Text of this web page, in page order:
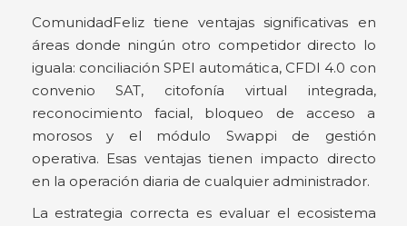
ComunidadFeliz tiene ventajas significativas en
áreas donde ningún otro competidor directo lo
iguala: conciliación SPEI automática, CFDI 4.0 con
convenio SAT, citofonía virtual integrada,
reconocimiento facial, bloqueo de acceso a
morosos y el módulo Swappi de gestión
operativa. Esas ventajas tienen impacto directo
en la operación diaria de cualquier administrador.
La estrategia correcta es evaluar el ecosistema